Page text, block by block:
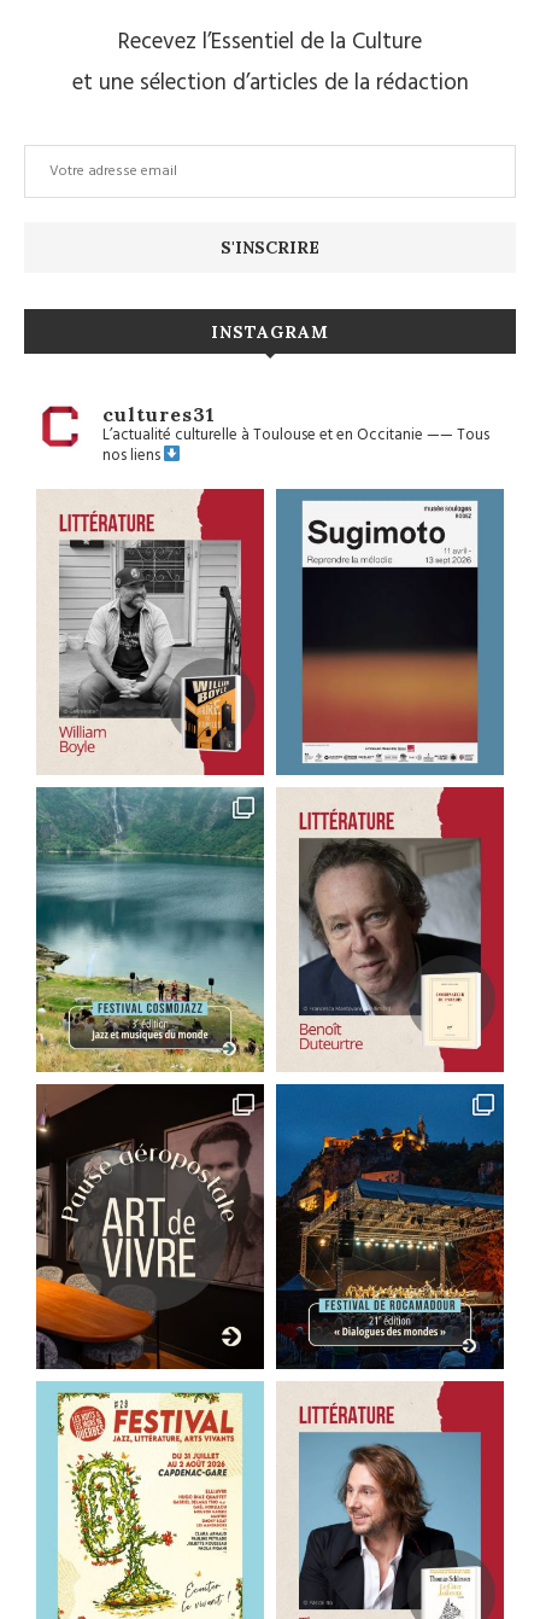
Recevez l’Essentiel de la Culture
et une sélection d’articles de la rédaction
INSTAGRAM
cultures31
L’actualité culturelle à Toulouse et en Occitanie——Tous
nos liens